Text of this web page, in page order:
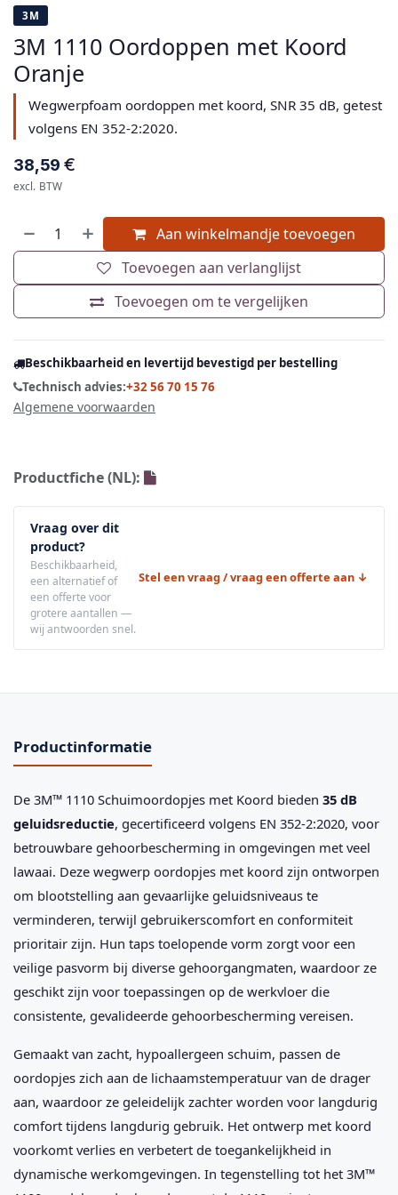
3M
3M 1110 Oordoppen met Koord
Oranje
Wegwerpfoam oordoppen met koord, SNR 35 dB, getest
volgens EN 352-2:2020.
38,59 €
excl. BTW
Aan winkelmandje toevoegen
Toevoegen om te vergelijken
Toevoegen aan verlanglijst
Beschikbaarheid en levertijd bevestigd per bestelling
Technisch advies:+32 56 70 15 76
Algemene voorwaarden
Productfiche (NL):
Vraag over dit
product?
Beschikbaarheid,
een alternatief of
een offerte voor
grotere aantallen —
wij antwoorden snel.
Stel een vraag / vraag een offerte aan ↓
Productinformatie
De 3M™ 1110 Schuimoordopjes met Koord bieden 35 dB
geluidsreductie, gecertificeerd volgens EN 352-2:2020, voor
betrouwbare gehoorbescherming in omgevingen met veel
lawaai. Deze wegwerp oordopjes met koord zijn ontworpen
om blootstelling aan gevaarlijke geluidsniveaus te
verminderen, terwijl gebruikerscomfort en conformiteit
prioritair zijn. Hun taps toelopende vorm zorgt voor een
veilige pasvorm bij diverse gehoorgangmaten, waardoor ze
geschikt zijn voor toepassingen op de werkvloer die
consistente, gevalideerde gehoorbescherming vereisen.
Gemaakt van zacht, hypoallergeen schuim, passen de
oordopjes zich aan de lichaamstemperatuur van de drager
aan, waardoor ze geleidelijk zachter worden voor langdurig
comfort tijdens langdurig gebruik. Het ontwerp met koord
voorkomt verlies en verbetert de toegankelijkheid in
dynamische werkomgevingen. In tegenstelling tot het 3M™